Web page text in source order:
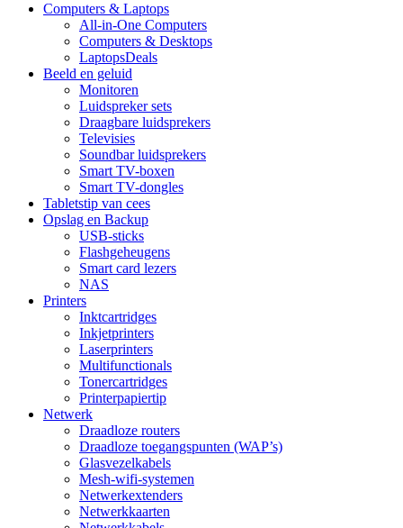
Computers & Laptops
All-in-One Computers
Computers & Desktops
LaptopsDeals
Beeld en geluid
Monitoren
Luidspreker sets
Draagbare luidsprekers
Televisies
Soundbar luidsprekers
Smart TV-boxen
Smart TV-dongles
Tabletstip van cees
Opslag en Backup
USB-sticks
Flashgeheugens
Smart card lezers
NAS
Printers
Inktcartridges
Inkjetprinters
Laserprinters
Multifunctionals
Tonercartridges
Printerpapiertip
Netwerk
Draadloze routers
Draadloze toegangspunten (WAP’s)
Glasvezelkabels
Mesh-wifi-systemen
Netwerkextenders
Netwerkkaarten